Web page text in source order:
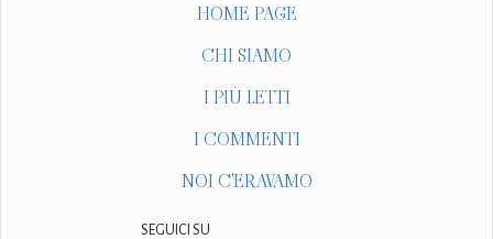
HOME PAGE
CHI SIAMO
I PIÙ LETTI
I COMMENTI
NOI C'ERAVAMO
SEGUICI SU